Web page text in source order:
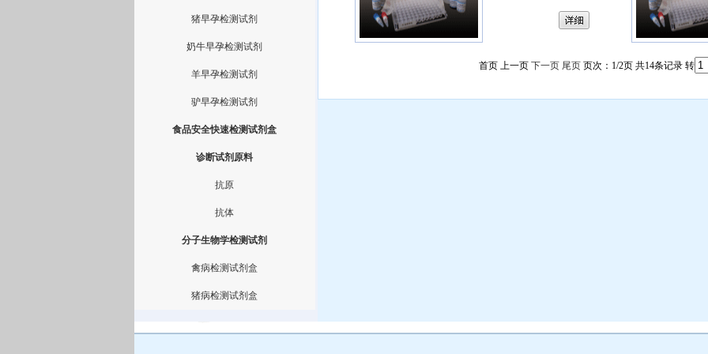
猪早孕检测试剂
奶牛早孕检测试剂
羊早孕检测试剂
驴早孕检测试剂
食品安全快速检测试剂盒
诊断试剂原料
抗原
抗体
分子生物学检测试剂
禽病检测试剂盒
猪病检测试剂盒
首页 上一页 下一页 尾页页次：1/2页 共14条记录 转